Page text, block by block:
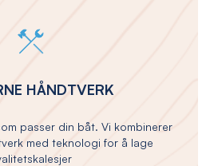
HÅNDTVERK
passer din båt. Vi kombinerer
med teknologi for å lage